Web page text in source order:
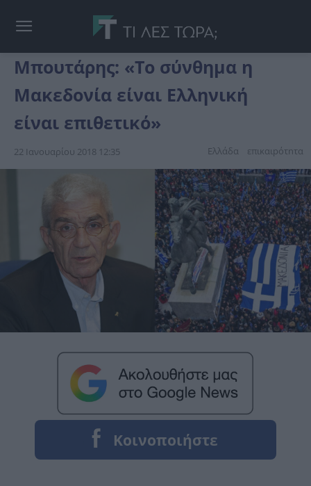
Μπουτάρης: «Το σύνθημα η
Μακεδονία είναι Ελληνική
είναι επιθετικό»
22 Ιανουαρίου 2018 12:35 Ελλάδα επικαιpότnτα